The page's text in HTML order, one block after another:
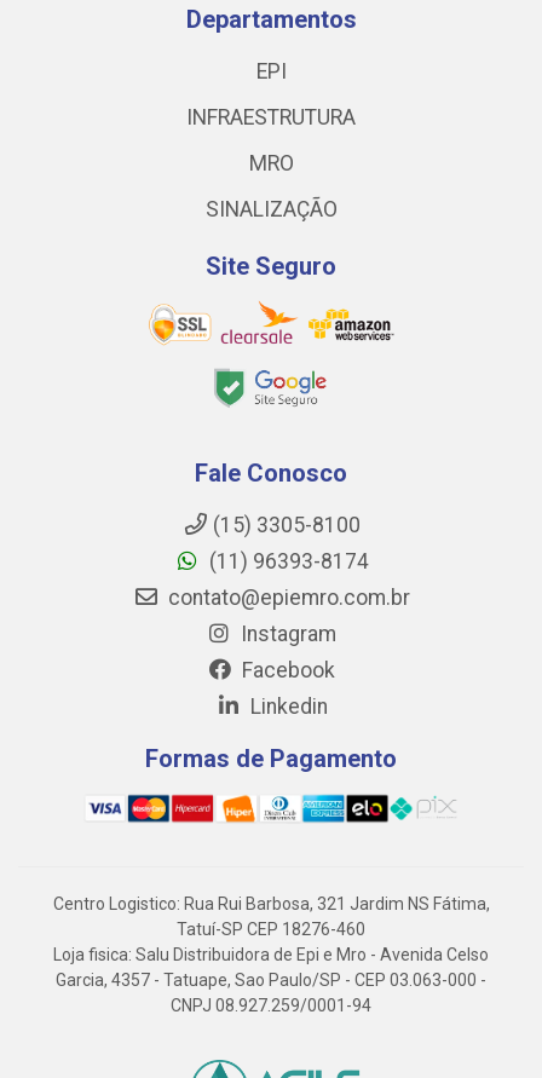
Departamentos
EPI
INFRAESTRUTURA
MRO
SINALIZAÇÃO
Site Seguro
Fale Conosco
(15) 3305-8100
(11) 96393-8174
contato@epiemro.com.br
Instagram
Facebook
Linkedin
Formas de Pagamento
Centro Logistico: Rua Rui Barbosa, 321 Jardim NS Fátima,
Tatuí-SP CEP 18276-460
Loja fisica: Salu Distribuidora de Epi e Mro - Avenida Celso
Garcia, 4357 - Tatuape, Sao Paulo/SP - CEP 03.063-000 -
CNPJ 08.927.259/0001-94